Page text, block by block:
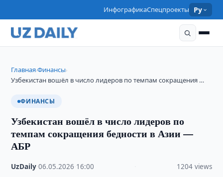
ИнфографикаСпецпроекты Ру
Главная›Финансы›
Узбекистан вошёл в число лидеров по темпам сокращения …
ФИНАНСЫ
Узбекистан вошёл в число лидеров по
темпам сокращения бедности в Азии —
АБР
UzDaily ·06.05.2026 16:00 1204 views